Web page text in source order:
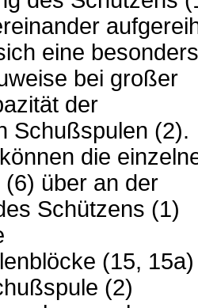
eine besonders
bei großer
der
Schußspulen (2).
die
über an der
Schützens (1)
(15, 15a)
(2)